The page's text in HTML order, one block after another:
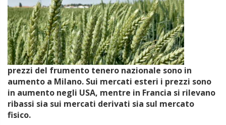
prezzi del frumento tenero nazionale sono in
aumento a Milano. Sui mercati esteri i prezzi sono
in aumento negli USA, mentre in Francia si rilevano
ribassi sia sui mercati derivati sia sul mercato
fisico.